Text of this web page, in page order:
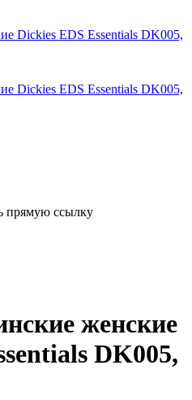
прямую ссылку
женские
DK005,